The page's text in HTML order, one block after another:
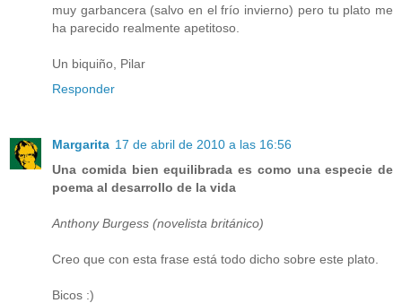
muy garbancera (salvo en el frío invierno) pero tu plato me
ha parecido realmente apetitoso.
Un biquiño, Pilar
Responder
Margarita 17 de abril de 2010 a las 16:56
Una comida bien equilibrada es como una especie de
poema al desarrollo de la vida
Anthony Burgess (novelista británico)
Creo que con esta frase está todo dicho sobre este plato.
Bicos :)